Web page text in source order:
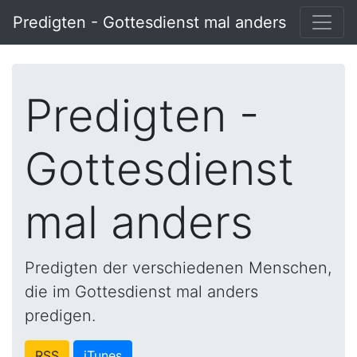
Predigten - Gottesdienst mal anders
Predigten -
Gottesdienst
mal anders
Predigten der verschiedenen Menschen,
die im Gottesdienst mal anders
predigen.